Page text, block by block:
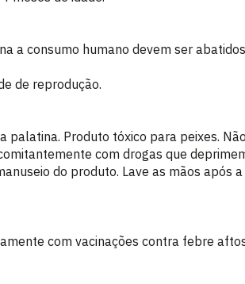
a consumo humano devem ser
de reprodução.
Produto tóxico para peixes.
com drogas que
do produto. Lave as mãos após
com vacinações contra febre